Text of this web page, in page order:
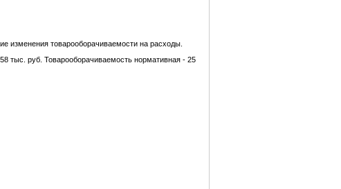
изменения товарооборачиваемости на расходы.
тыс. руб. Товарооборачиваемость нормативная - 25